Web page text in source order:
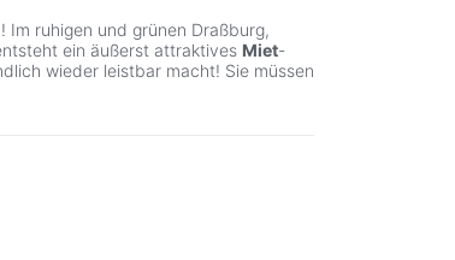
Im ruhigen und grünen Draßburg,
ein äußerst attraktives Miet-
wieder leistbar macht! Sie müssen